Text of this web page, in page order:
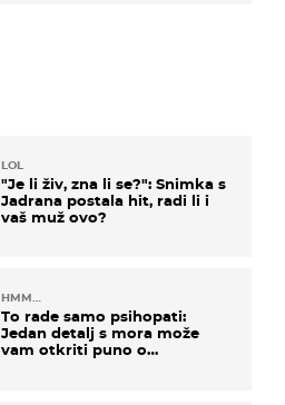
LOL
"Je li živ, zna li se?": Snimka s
Jadrana postala hit, radi li i
vaš muž ovo?
HMM…
To rade samo psihopati:
Jedan detalj s mora može
vam otkriti puno o